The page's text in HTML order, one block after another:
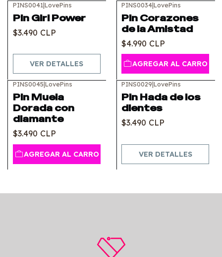
PINS0041|LovePins
Pin Girl Power
$3.490 CLP
VER DETALLES
PINS0034|LovePins
Pin Corazones
de la Amistad
$4.990 CLP
AGREGAR AL CARRO
PINS0045|LovePins
Pin Muela
Dorada con
diamante
$3.490 CLP
AGREGAR AL CARRO
PINS0029|LovePins
Pin Hada de los
dientes
$3.490 CLP
VER DETALLES